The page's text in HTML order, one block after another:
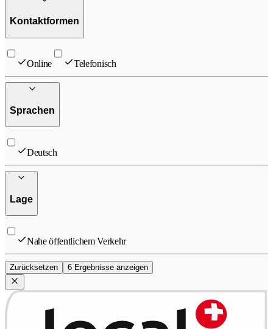
Kontaktformen
Online Telefonisch
Sprachen
Deutsch
Lage
Nahe öffentlichem Verkehr
Zurücksetzen 6 Ergebnisse anzeigen